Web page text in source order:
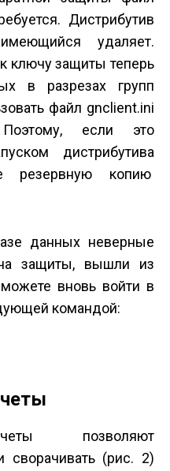
Дистрибутив
удаляет.
ключу защиты теперь
в разрезах групп
файл gnclient.ini
если это
дистрибутива
резервную копию
данных неверные
защиты, вышли из
вновь войти в
командой:
позволяют
сворачивать (рис. 2)